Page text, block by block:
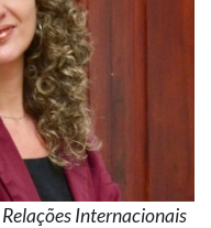
Internacionais